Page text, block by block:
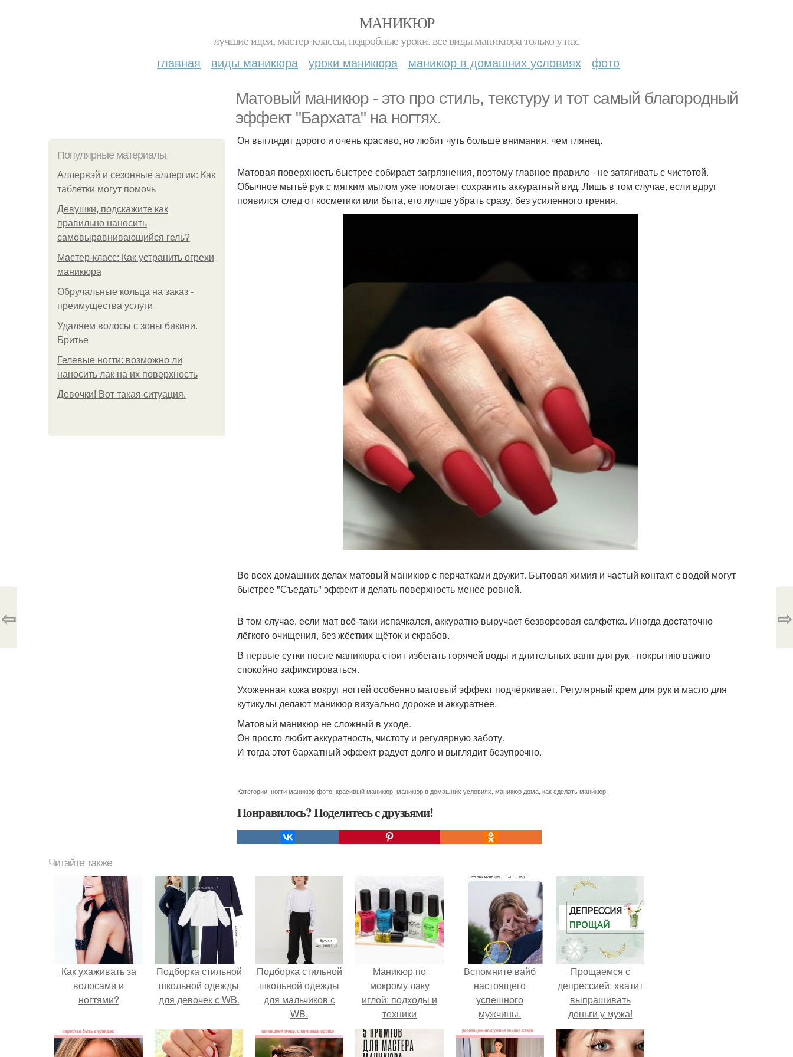
МАНИКЮР
лучшие идеи, мастер-классы, подробные уроки. все виды маникюра только у нас
главная виды маникюра уроки маникюра маникюр в домашних условиях фото
Матовый маникюр - это про стиль, текстуру и тот самый благородный
эффект "Бархата" на ногтях.
Популярные материалы
Аллервэй и сезонные аллергии: Как
таблетки могут помочь
Девушки, подскажите как
правильно наносить
самовыравнивающийся гель?
Мастер-класс: Как устранить огрехи
маникюра
Обручальные кольца на заказ -
преимущества услуги
Удаляем волосы с зоны бикини.
Бритье
Гелевые ногти: возможно ли
наносить лак на их поверхность
Девочки! Вот такая ситуация.
Он выглядит дорого и очень красиво, но любит чуть больше внимания, чем глянец.
Матовая поверхность быстрее собирает загрязнения, поэтому главное правило - не затягивать с чистотой.
Обычное мытьё рук с мягким мылом уже помогает сохранить аккуратный вид. Лишь в том случае, если вдруг
появился след от косметики или быта, его лучше убрать сразу, без усиленного трения.
Во всех домашних делах матовый маникюр с перчатками дружит. Бытовая химия и частый контакт с водой могут
быстрее "Съедать" эффект и делать поверхность менее ровной.
В том случае, если мат всё-таки испачкался, аккуратно выручает безворсовая салфетка. Иногда достаточно
лёгкого очищения, без жёстких щёток и скрабов.
В первые сутки после маникюра стоит избегать горячей воды и длительных ванн для рук - покрытию важно
спокойно зафиксироваться.
Ухоженная кожа вокруг ногтей особенно матовый эффект подчёркивает. Регулярный крем для рук и масло для
кутикулы делают маникюр визуально дороже и аккуратнее.
Матовый маникюр не сложный в уходе.
Он просто любит аккуратность, чистоту и регулярную заботу.
И тогда этот бархатный эффект радует долго и выглядит безупречно.
Категории: ногти маникюр фото красивый маникюр маникюр в домашних условиях маникюр дома как сделать маникюр
Понравилось? Поделитесь с друзьями!
⇦ ⇨
Читайте также
Как ухаживать за
волосами и
ногтями?
Подборка стильной
школьной одежды
для девочек с WB.
Подборка стильной
школьной одежды
для мальчиков с
WB.
Маникюр по
мокрому лаку
иглой: подходы и
техники
Вспомните вайб
настоящего
успешного
мужчины.
Прощаемся с
депрессией: хватит
выпрашивать
деньги у мужа!